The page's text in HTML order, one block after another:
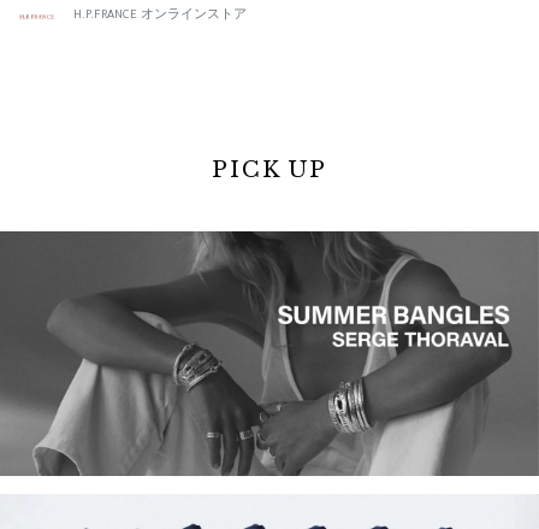
H.P.FRANCE オンラインストア
PICK UP